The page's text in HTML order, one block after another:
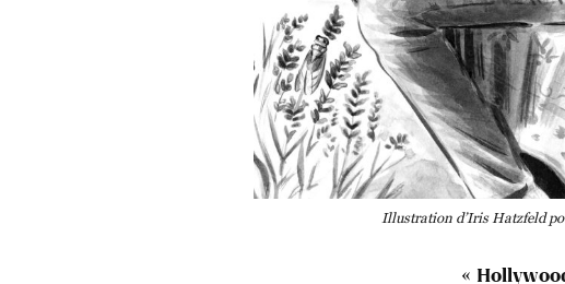
Illustration d’Iris Hatzfeld
«